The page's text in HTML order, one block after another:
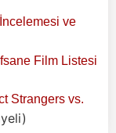
ve
Film Listesi
Strangers vs.